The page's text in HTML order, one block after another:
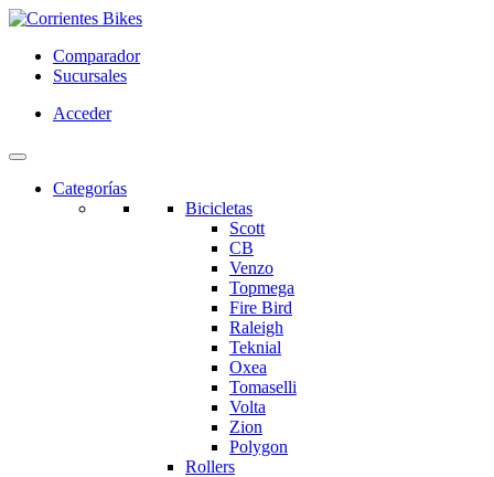
Comparador
Sucursales
Acceder
Categorías
Bicicletas
Scott
CB
Venzo
Topmega
Fire Bird
Raleigh
Teknial
Oxea
Tomaselli
Volta
Zion
Polygon
Rollers